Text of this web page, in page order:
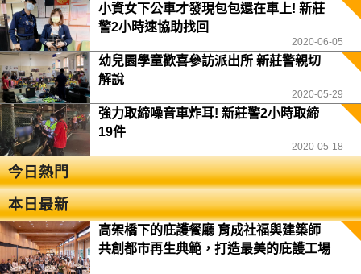
小資女下公車才發現包包還在車上! 新莊
警2小時速協助找回
2020-06-05
幼兒園學童歡喜參訪派出所 新莊警親切
解說
2020-05-29
強力取締噪音車炸耳! 新莊警2小時取締
19件
2020-05-18
今日熱門
本日最新
高架橋下的庇護餐廳 育成社福與建築師
共創都市再生典範，打造最美的庇護工場